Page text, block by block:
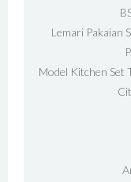
Lemari Pakaian
Model Kitchen Set